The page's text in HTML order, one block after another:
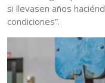
si llevasen años
condiciones”.